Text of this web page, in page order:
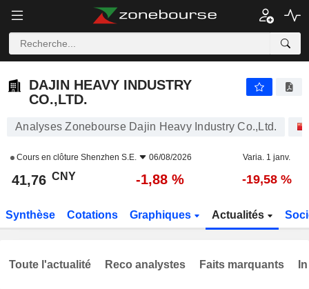
DAJIN HEAVY INDUSTRY
CO.,LTD.
Analyses Zonebourse Dajin Heavy Industry Co.,Ltd.
Cours en clôture Shenzhen S.E. 06/08/2026 Varia. 1 janv.
41,76 CNY -1,88 % -19,58 %
Synthèse Cotations Graphiques Actualités
Toute l'actualité Reco analystes Faits marquants